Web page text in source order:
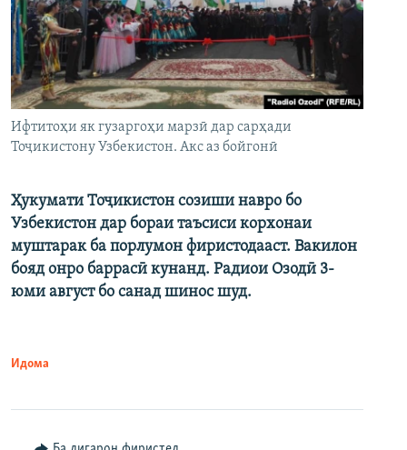
Ифтитоҳи як гузаргоҳи марзӣ дар сарҳади
Тоҷикистону Узбекистон. Акс аз бойгонӣ
Ҳукумати Тоҷикистон созиши навро бо
Узбекистон дар бораи таъсиси корхонаи
муштарак ба порлумон фиристодааст. Вакилон
бояд онро баррасӣ кунанд. Радиои Озодӣ 3-
юми август бо санад шинос шуд.
Идома